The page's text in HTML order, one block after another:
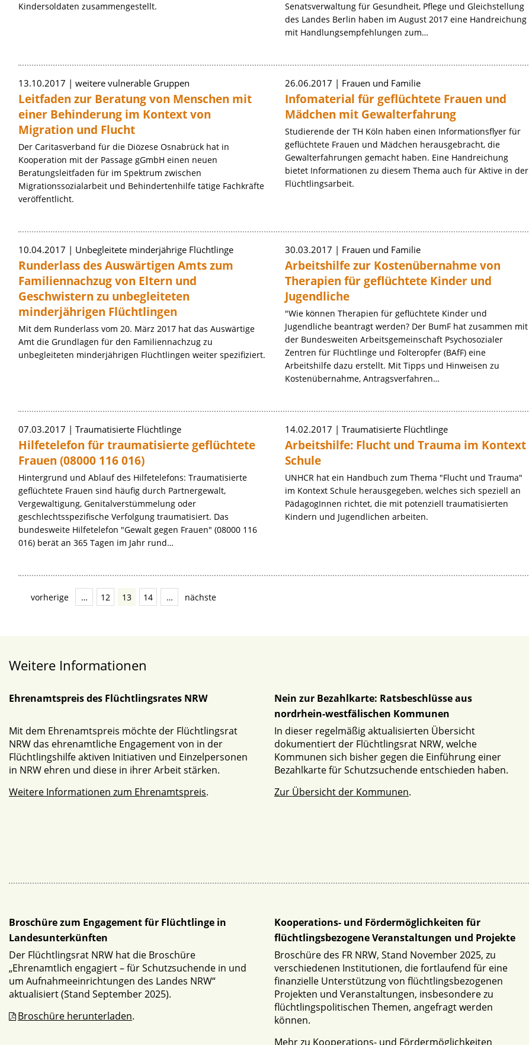
Kindersoldaten zusammengestellt.
Senatsverwaltung für Gesundheit, Pflege und Gleichstellung
des Landes Berlin haben im August 2017 eine Handreichung
mit Handlungsempfehlungen zum…
13.10.2017 weitere vulnerable Gruppen
Leitfaden zur Beratung von Menschen mit
einer Behinderung im Kontext von
Migration und Flucht
Der Caritasverband für die Diözese Osnabrück hat in
Kooperation mit der Passage gGmbH einen neuen
Beratungsleitfaden für im Spektrum zwischen
Migrationssozialarbeit und Behindertenhilfe tätige Fachkräfte
veröffentlicht.
26.06.2017 Frauen und Familie
Infomaterial für geflüchtete Frauen und
Mädchen mit Gewalterfahrung
Studierende der TH Köln haben einen Informationsflyer für
geflüchtete Frauen und Mädchen herausgebracht, die
Gewalterfahrungen gemacht haben. Eine Handreichung
bietet Informationen zu diesem Thema auch für Aktive in der
Flüchtlingsarbeit.
10.04.2017 Unbegleitete minderjährige Flüchtlinge
Runderlass des Auswärtigen Amts zum
Familiennachzug von Eltern und
Geschwistern zu unbegleiteten
minderjährigen Flüchtlingen
Mit dem Runderlass vom 20. März 2017 hat das Auswärtige
Amt die Grundlagen für den Familiennachzug zu
unbegleiteten minderjährigen Flüchtlingen weiter spezifiziert.
30.03.2017 Frauen und Familie
Arbeitshilfe zur Kostenübernahme von
Therapien für geflüchtete Kinder und
Jugendliche
"Wie können Therapien für geflüchtete Kinder und
Jugendliche beantragt werden? Der BumF hat zusammen mit
der Bundesweiten Arbeitsgemeinschaft Psychosozialer
Zentren für Flüchtlinge und Folteropfer (BAfF) eine
Arbeitshilfe dazu erstellt. Mit Tipps und Hinweisen zu
Kostenübernahme, Antragsverfahren…
07.03.2017 Traumatisierte Flüchtlinge
Hilfetelefon für traumatisierte geflüchtete
Frauen (08000 116 016)
Hintergrund und Ablauf des Hilfetelefons: Traumatisierte
geflüchtete Frauen sind häufig durch Partnergewalt,
Vergewaltigung, Genitalverstümmelung oder
geschlechtsspezifische Verfolgung traumatisiert. Das
bundesweite Hilfetelefon "Gewalt gegen Frauen" (08000 116
016) berät an 365 Tagen im Jahr rund…
14.02.2017 Traumatisierte Flüchtlinge
Arbeitshilfe: Flucht und Trauma im Kontext
Schule
UNHCR hat ein Handbuch zum Thema "Flucht und Trauma"
im Kontext Schule herausgegeben, welches sich speziell an
PädagogInnen richtet, die mit potenziell traumatisierten
Kindern und Jugendlichen arbeiten.
vorherige … 12 13 14 … nächste
Weitere Informationen
Ehrenamtspreis des Flüchtlingsrates NRW
Mit dem Ehrenamtspreis möchte der Flüchtlingsrat
NRW das ehrenamtliche Engagement von in der
Flüchtlingshilfe aktiven Initiativen und Einzelpersonen
in NRW ehren und diese in ihrer Arbeit stärken.
Weitere Informationen zum Ehrenamtspreis.
Nein zur Bezahlkarte: Ratsbeschlüsse aus
nordrhein-westfälischen Kommunen
In dieser regelmäßig aktualisierten Übersicht
dokumentiert der Flüchtlingsrat NRW, welche
Kommunen sich bisher gegen die Einführung einer
Bezahlkarte für Schutzsuchende entschieden haben.
Zur Übersicht der Kommunen.
Broschüre zum Engagement für Flüchtlinge in
Landesunterkünften
Der Flüchtlingsrat NRW hat die Broschüre
„Ehrenamtlich engagiert – für Schutzsuchende in und
um Aufnahmeeinrichtungen des Landes NRW“
aktualisiert (Stand September 2025).
Broschüre herunterladen.
Kooperations- und Fördermöglichkeiten für
flüchtlingsbezogene Veranstaltungen und Projekte
Broschüre des FR NRW, Stand November 2025, zu
verschiedenen Institutionen, die fortlaufend für eine
finanzielle Unterstützung von flüchtlingsbezogenen
Projekten und Veranstaltungen, insbesondere zu
flüchtlingspolitischen Themen, angefragt werden
können.
Mehr zu Kooperations- und Fördermöglichkeiten